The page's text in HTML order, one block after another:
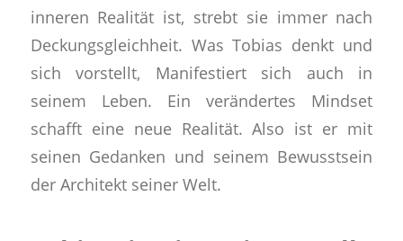
inneren Realität ist, strebt sie immer nach
Deckungsgleichheit. Was Tobias denkt und
sich vorstellt, Manifestiert sich auch in
seinem Leben. Ein verändertes Mindset
schafft eine neue Realität.Also ist er mit
seinen Gedanken und seinem Bewusstsein
der Architekt seiner Welt.